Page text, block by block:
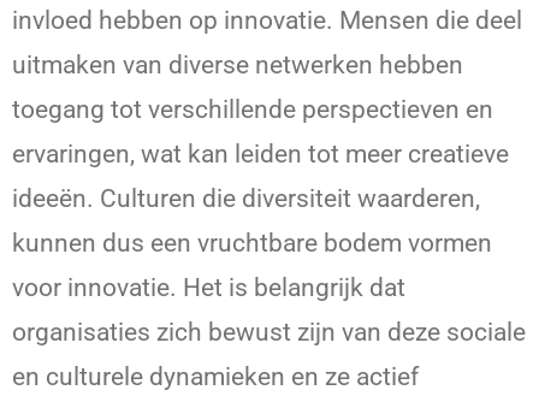
invloed hebben op innovatie. Mensen die deel
uitmaken van diverse netwerken hebben
toegang tot verschillende perspectieven en
ervaringen, wat kan leiden tot meer creatieve
ideeën. Culturen die diversiteit waarderen,
kunnen dus een vruchtbare bodem vormen
voor innovatie. Het is belangrijk dat
organisaties zich bewust zijn van deze sociale
en culturele dynamieken en ze actief